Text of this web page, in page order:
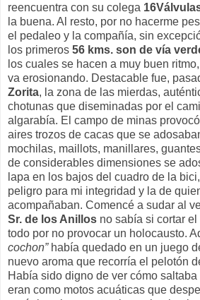
reencuentra con su colega
la buena. Al resto, por no hacerme
el pedaleo y la compañía, sin
los primeros 56 kms. son de vía
los cuales se hacen a muy buen
va erosionando. Destacable fue,
Zorita, la zona de las mierdas,
chotunas que diseminadas por el
algarabía. El campo de minas
aires trozos de cacas que se
mochilas, maillots, manillares,
de considerables dimensiones se
lapa en los bajos del cuadro de la
peligro para mi integridad y la de
acompañaban. Comencé a sudar al
Sr. de los Anillos no sabía si cortar
todo por no provocar un holocausto.
cochon”había quedado en un juego
nuevo aroma que recorría el pelotón
Había sido digno de ver cómo
eran como motos acuáticas que